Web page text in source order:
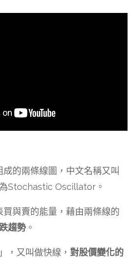
的兩條線圖，中文名稱又叫
Stochastic Oscillator。
與賣的能量，藉由兩條線的
趨勢。
，又叫做快線， 對股價變化的